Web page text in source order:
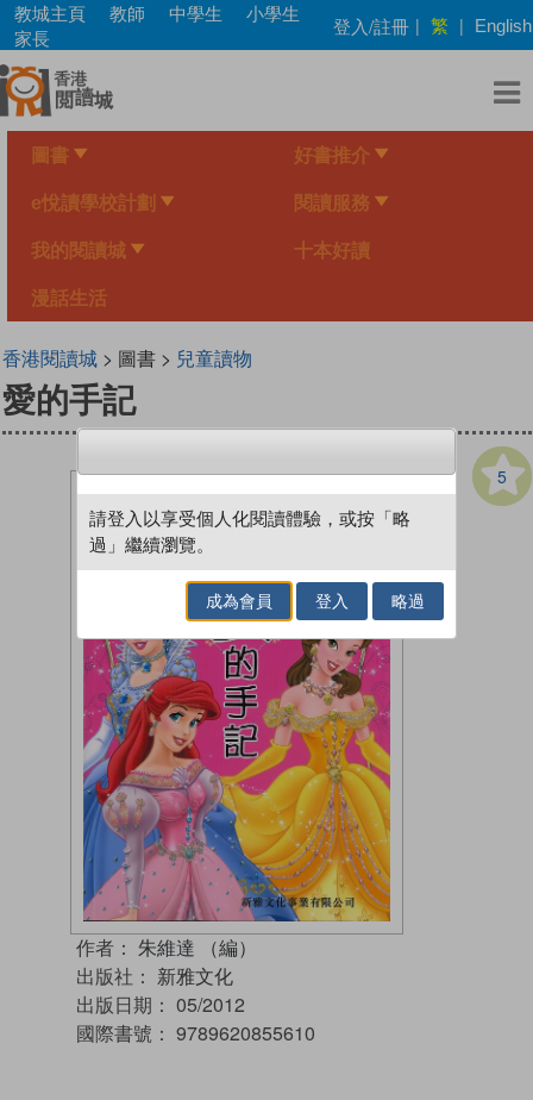
Skip
main
content
教城主頁 教師 中學生
小學生
家長
登入/註冊 | 繁 | English
圖書 好書推介
e悅讀學校計劃 閱讀服務
我的閱讀城 十本好讀
漫話生活
香港閱讀城> 圖書 > 兒童讀物
愛的手記
5
作者： 朱維達 （編）
出版社： 新雅文化
出版日期： 05/2012
國際書號： 9789620855610
請登入以享受個人化閱讀體驗，或按「略
過」繼續瀏覽。
成為會員 登入 略過